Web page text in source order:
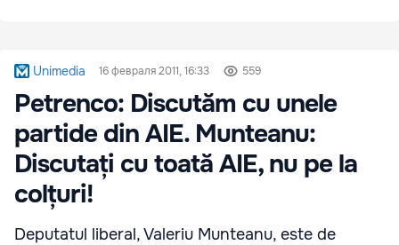
Unimedia 16 февраля 2011, 16:33 559
Petrenco: Discutăm cu unele
partide din AIE. Munteanu:
Discutați cu toată AIE, nu pe la
colțuri!
Deputatul liberal, Valeriu Munteanu, este de